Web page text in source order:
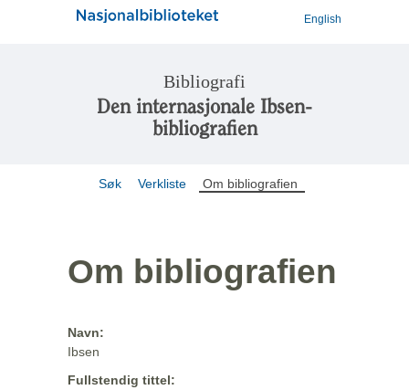
English
Bibliografi
Den internasjonale Ibsen-
bibliografien
Søk Verkliste Om bibliografien
Om bibliografien
Navn:
Ibsen
Fullstendig tittel: